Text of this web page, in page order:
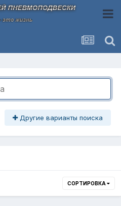
Другие варианты поиска
СОРТИРОВКА